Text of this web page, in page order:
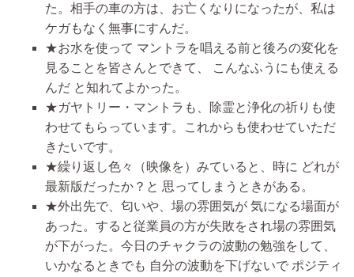
た。相手の車の方は、お亡くなりになったが、私は
ケガもなく無事にすんだ。
★お水を使って マントラを唱える前と後ろの変化を
見ることを皆さんとできて、 こんなふうにも使える
んだ と知れてよかった。
★ガヤトリー・マントラも、除霊と浄化の祈りも使
わせてもらっています。これからも使わせていただ
きたいです。
★繰り返し色々（映像を）みていると、時に どれが
最新版だったか？と 思ってしまうときがある。
★外出先で、匂いや、場の雰囲気が 気になる場面が
あった。すると従業員の方が失敗をされ場の雰囲気
が下がった。今日のチャクラの波動の勉強をして、
いかなるときでも 自分の波動を下げないで ポジティ